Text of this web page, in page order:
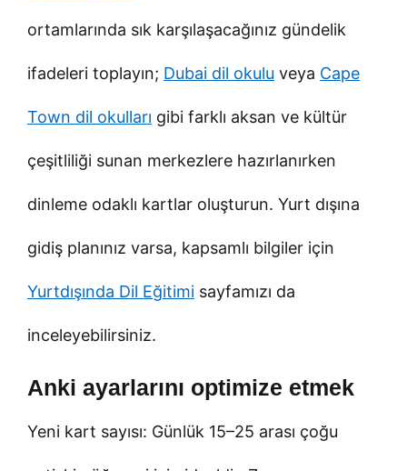
ortamlarında sık karşılaşacağınız gündelik
ifadeleri toplayın; Dubai dil okulu veya Cape
Town dil okulları gibi farklı aksan ve kültür
çeşitliliği sunan merkezlere hazırlanırken
dinleme odaklı kartlar oluşturun. Yurt dışına
gidiş planınız varsa, kapsamlı bilgiler için
Yurtdışında Dil Eğitimi sayfamızı da
inceleyebilirsiniz.
Anki ayarlarını optimize etmek
Yeni kart sayısı: Günlük 15–25 arası çoğu